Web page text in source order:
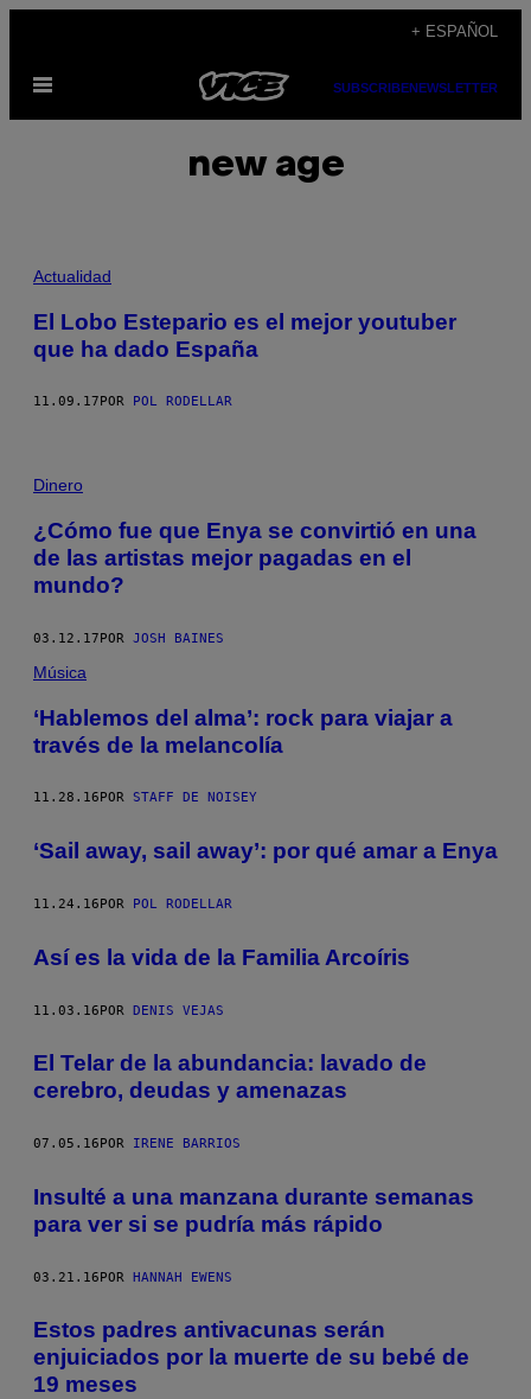
contenido
+ ESPAÑOL
Abrir
SUBSCRIBENEWSLETTER
new age
Actualidad
El Lobo Estepario es el mejor youtuber
que ha dado España
11.09.17 POR POL RODELLAR
Dinero
¿Cómo fue que Enya se convirtió en una
de las artistas mejor pagadas en el
mundo?
03.12.17POR JOSH BAINES
Música
‘Hablemos del alma’: rock para viajar a
través de la melancolía
11.28.16 POR STAFF DE NOISEY
‘Sail away, sail away’: por qué amar a Enya
11.24.16POR POL RODELLAR
Así es la vida de la Familia Arcoíris
11.03.16POR DENIS VEJAS
El Telar de la abundancia: lavado de
cerebro, deudas y amenazas
07.05.16 POR IRENE BARRIOS
Insulté a una manzana durante semanas
para ver si se pudría más rápido
03.21.16POR HANNAH EWENS
Estos padres antivacunas serán
enjuiciados por la muerte de su bebé de
19 meses